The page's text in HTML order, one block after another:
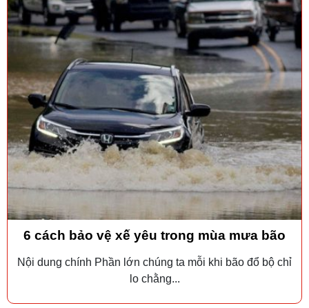
6 cách bảo vệ xế yêu trong mùa mưa bão
Nội dung chính Phần lớn chúng ta mỗi khi bão đổ bộ chỉ
lo chằng...